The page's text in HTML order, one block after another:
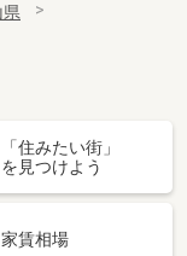
田町１
県
「住みたい街」
を見つけよう
家賃相場